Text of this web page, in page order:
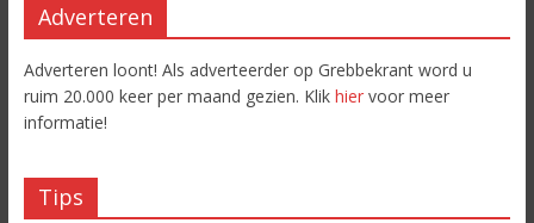
Adverteren
Adverteren loont! Als adverteerder op Grebbekrant word u
ruim 20.000 keer per maand gezien. Klik hiervoor meer
informatie!
Tips